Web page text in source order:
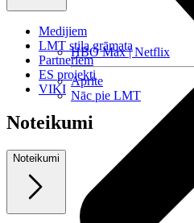
HBO Max | Netflix
Aprite
Nāc pie LMT
Medijiem
LMT stila grāmata
Partneriem
ES projekti
VIKI
Noteikumi
Noteikumi